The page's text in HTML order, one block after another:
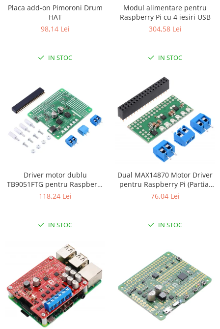
3Doodler
Componente
Filament Premium PLA 1.75 mm
Filamente Speciale
Prusa I3 DIY Kit
Carti
Pentru Incepatori
Pentru Incepatori
Lego Education
STEM Education
Ugears
Kit Fun
Kit Roboti
Placa add-on Pimoroni Drum
HAT
98,14 Lei
IN STOC
Modul alimentare pentru
Raspberry Pi cu 4 iesiri USB
304,58 Lei
IN STOC
Driver motor dublu
TB9051FTG pentru Raspberry
Pi (kit partial)
118,24 Lei
IN STOC
Dual MAX14870 Motor Driver
pentru Raspberry Pi (Partial
Kit)
76,04 Lei
IN STOC